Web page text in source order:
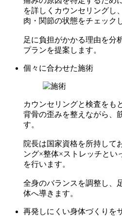
を詳しくカウンセリングし
肉・関節の状態をチェック
足に負担がかかる理由を分
プランを提案します。
個々に合わせた施術
カウンセリングと検査をも
背骨の歪みを整えながら、
す。
院長は国家資格を所持して
ング×整体×ストレッチとい
を行います。
全身のバランスを調整し、
体へ導きます。
再発しにくい身体づくりを